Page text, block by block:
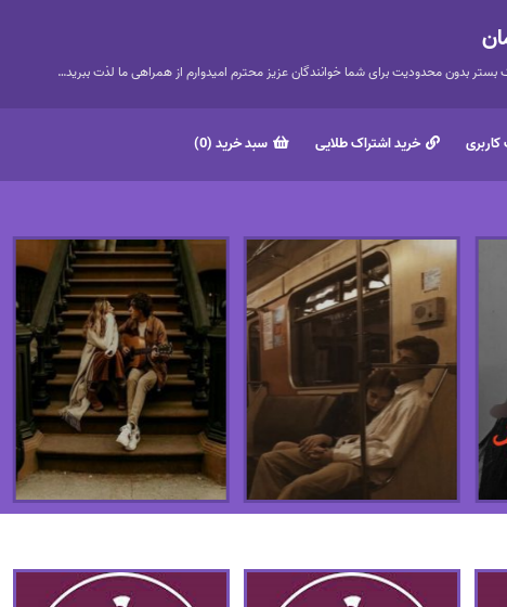
بستر بدون محدودیت برای شما خوانندگان عزیز محترم امیدوارم از همراهی ما لذت ببرید…
خرید اشتراک طلایی سبد خرید (0)